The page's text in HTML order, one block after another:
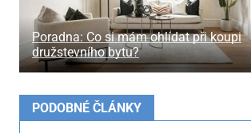
Poradna: Co si mám ohlídat při koupi
družstevního bytu?
PODOBNÉ ČLÁNKY